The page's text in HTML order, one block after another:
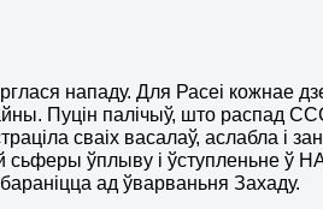
нападу. Для Расеі кожнае
Пуцін палічыў, што распад
сваіх васалаў, аслабла і
сьферы ўплыву і ўступленьне ў
ад ўварваньня Захаду.